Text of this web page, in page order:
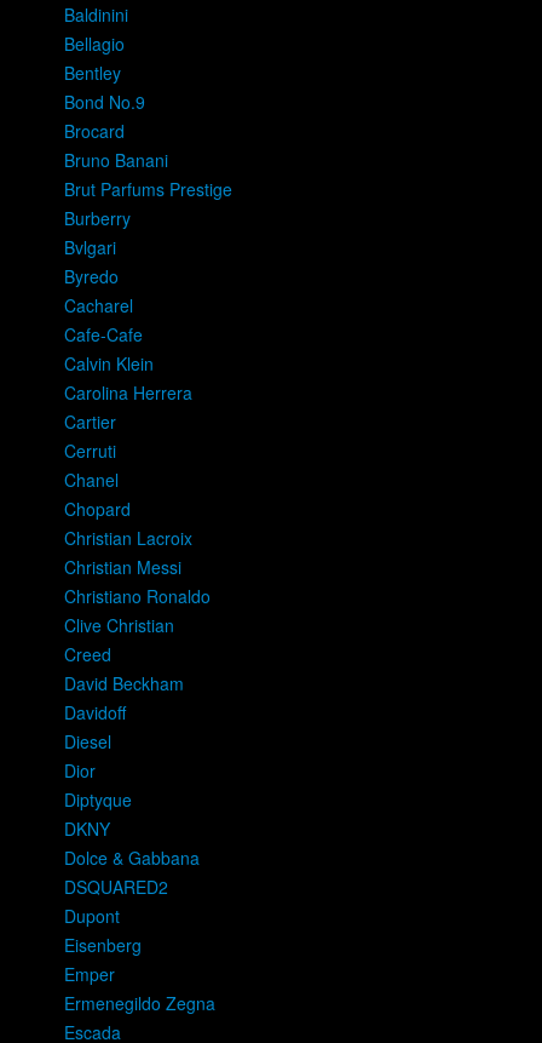
Baldinini
Bellagio
Bentley
Bond No.9
Brocard
Bruno Banani
Brut Parfums Prestige
Burberry
Bvlgari
Byredo
Cacharel
Cafe-Cafe
Calvin Klein
Carolina Herrera
Cartier
Cerruti
Chanel
Chopard
Christian Lacroix
Christian Messi
Christiano Ronaldo
Clive Christian
Creed
David Beckham
Davidoff
Diesel
Dior
Diptyque
DKNY
Dolce & Gabbana
DSQUARED2
Dupont
Eisenberg
Emper
Ermenegildo Zegna
Escada